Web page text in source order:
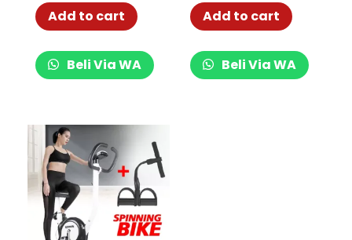
berkualitas 046-2
Add to cart
Beli Via WA
Add to cart
Beli Via WA